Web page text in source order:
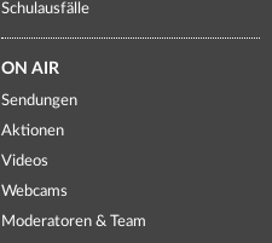
Schulausfälle
ON AIR
Sendungen
Aktionen
Videos
Webcams
Moderatoren & Team